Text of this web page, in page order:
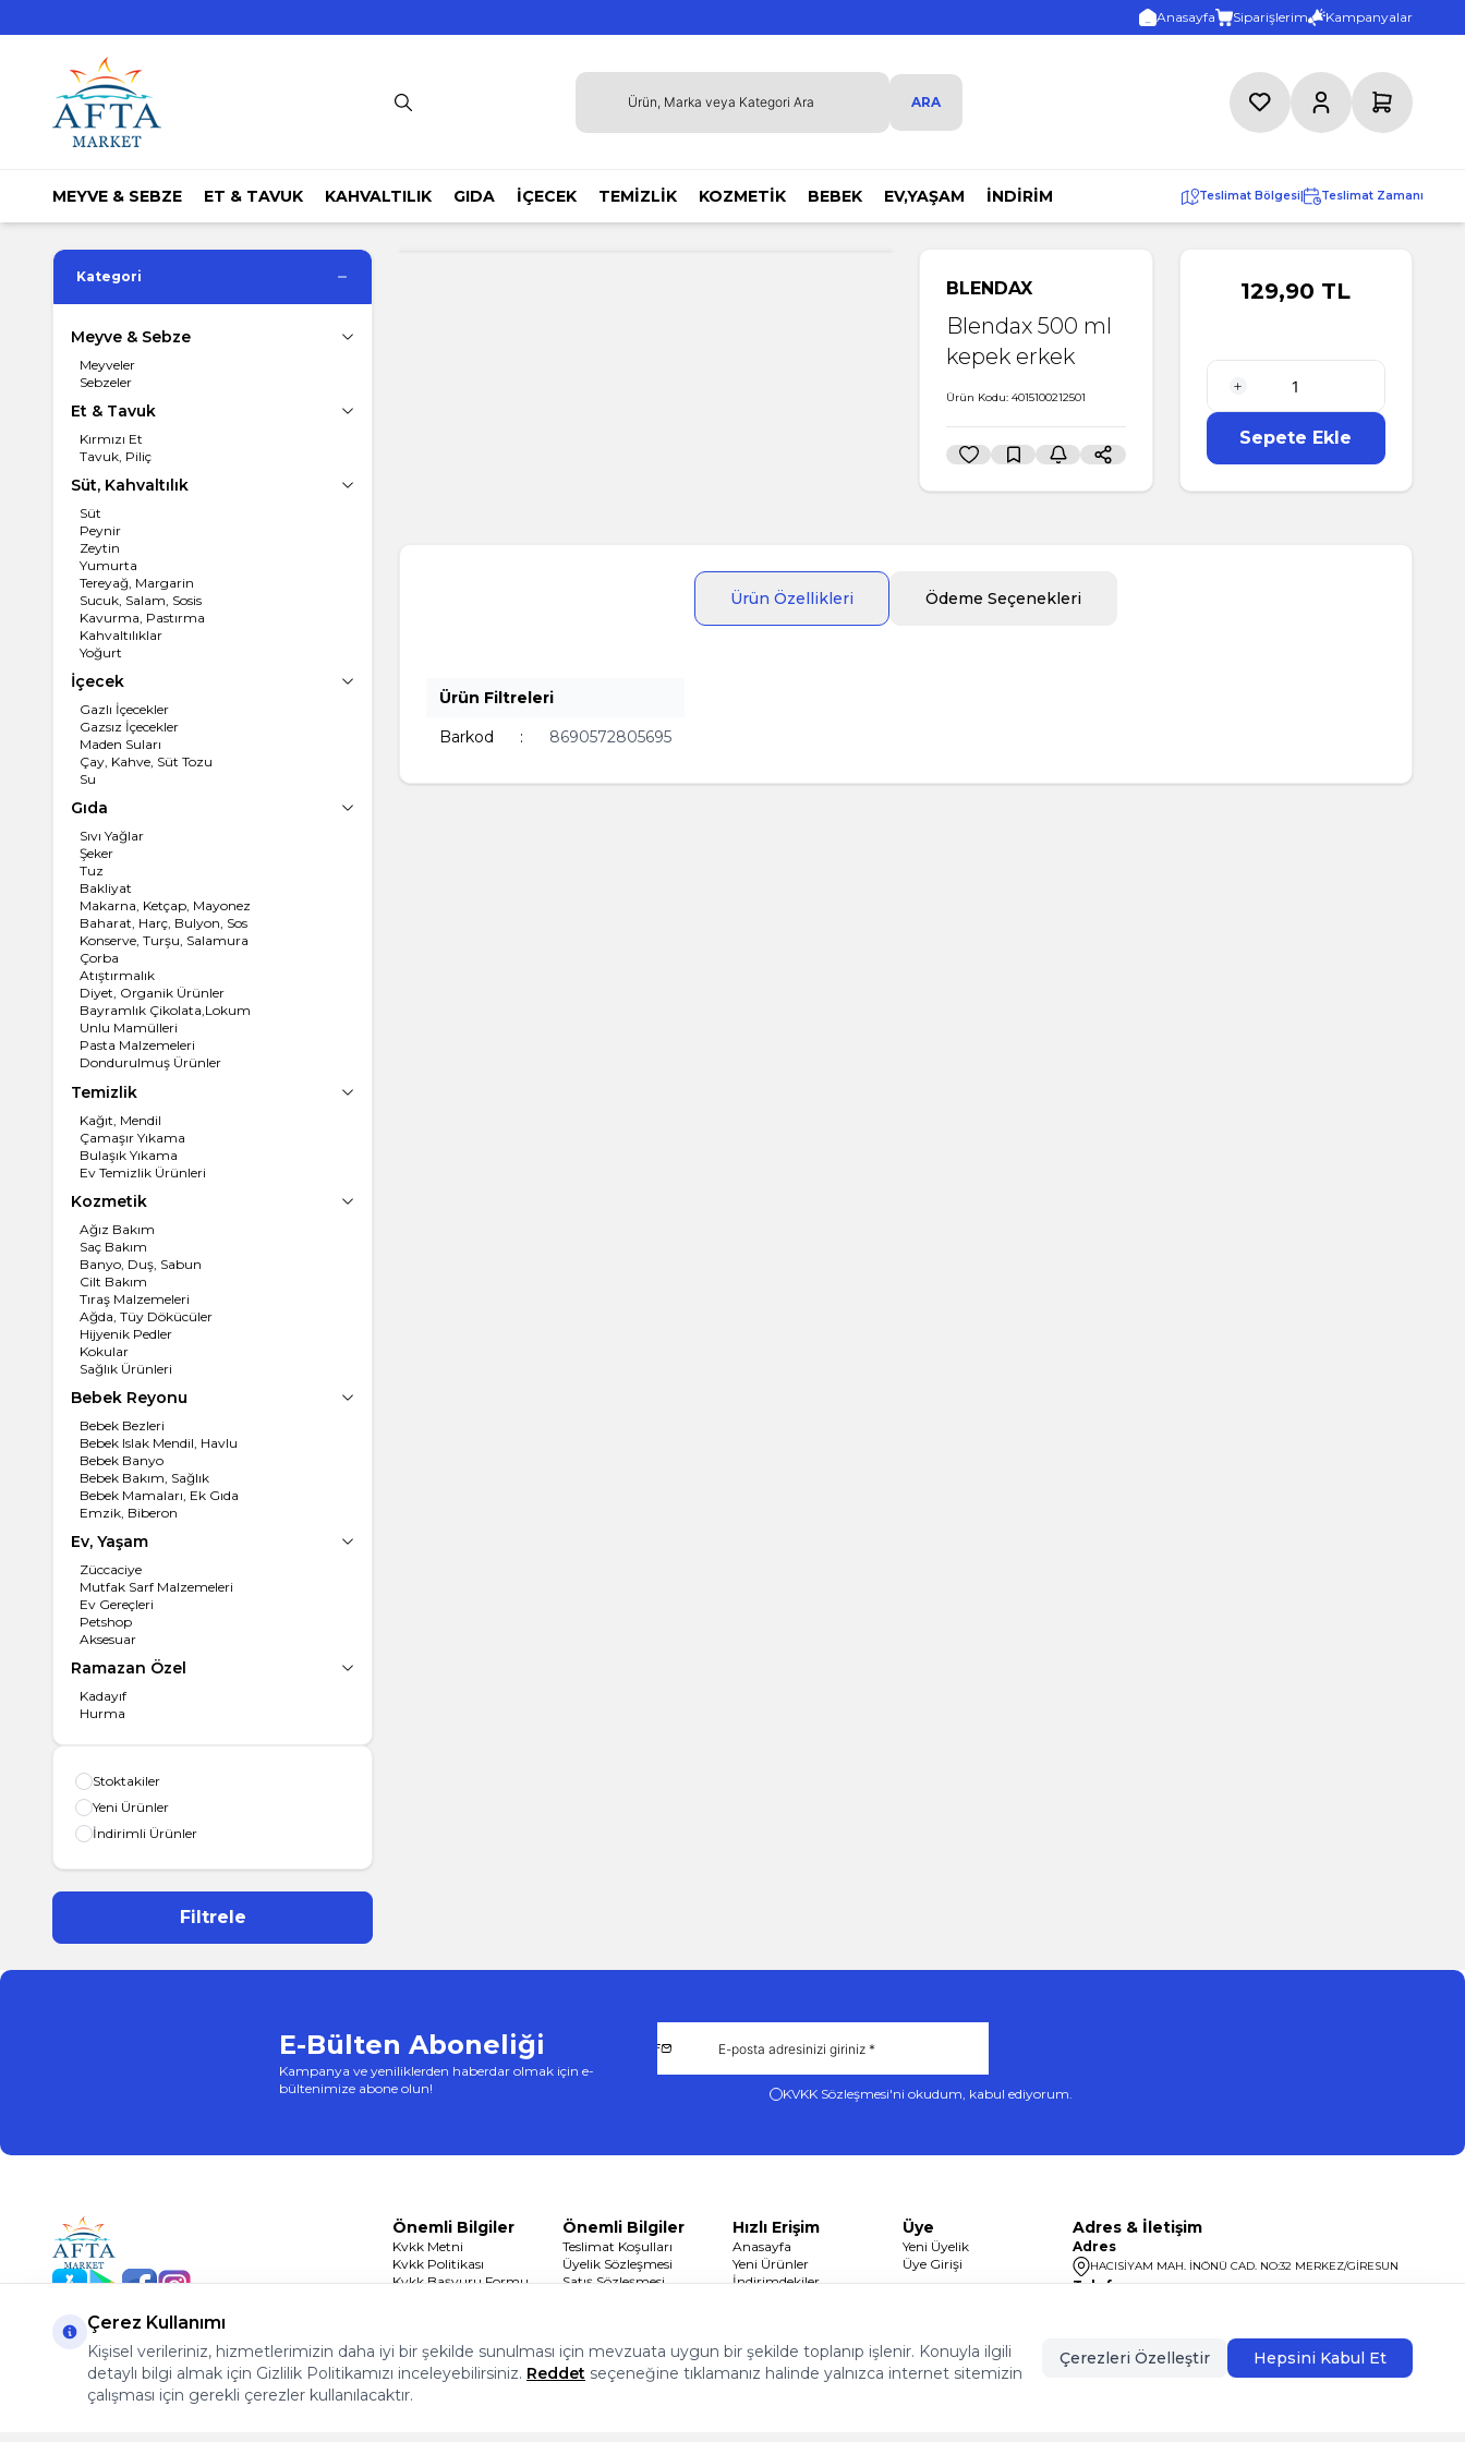
Anasayfa Siparişlerim Kampanyalar
ARA FavorilerimHesabım Sepetim
MEYVE & SEBZE ET & TAVUK KAHVALTILIK GIDA İÇECEK TEMİZLİK KOZMETİK BEBEK EV,YAŞAM İNDİRİM Teslimat Bölgesi| Teslimat Zamanı
Kategori
Meyve & Sebze
Meyveler
Sebzeler
Et & Tavuk
Kırmızı Et
Tavuk, Piliç
Süt, Kahvaltılık
Süt
Peynir
Zeytin
Yumurta
Tereyağ, Margarin
Sucuk, Salam, Sosis
Kavurma, Pastırma
Kahvaltılıklar
Yoğurt
İçecek
Gazlı İçecekler
Gazsız İçecekler
Maden Suları
Çay, Kahve, Süt Tozu
Su
Gıda
Sıvı Yağlar
Şeker
Tuz
Bakliyat
Makarna, Ketçap, Mayonez
Baharat, Harç, Bulyon, Sos
Konserve, Turşu, Salamura
Çorba
Atıştırmalık
Diyet, Organik Ürünler
Bayramlık Çikolata,Lokum
Unlu Mamülleri
Pasta Malzemeleri
Dondurulmuş Ürünler
Dondurma
Temizlik
Kağıt, Mendil
Çamaşır Yıkama
Bulaşık Yıkama
Ev Temizlik Ürünleri
Kozmetik
Ağız Bakım
Saç Bakım
Banyo, Duş, Sabun
Cilt Bakım
Tıraş Malzemeleri
Ağda, Tüy Dökücüler
Hijyenik Pedler
Kokular
Sağlık Ürünleri
Bebek Reyonu
Bebek Bezleri
Bebek Islak Mendil, Havlu
Bebek Banyo
Bebek Bakım, Sağlık
Bebek Mamaları, Ek Gıda
Emzik, Biberon
Ev, Yaşam
Züccaciye
Mutfak Sarf Malzemeleri
Ev Gereçleri
Petshop
Aksesuar
Ramazan Özel
Kadayıf
Hurma
Stoktakiler
Yeni Ürünler
İndirimli Ürünler
Filtrele
BLENDAX
Blendax 500 ml
kepek erkek
Ürün Kodu: 4015100212501
129,90 TL
1 Adet
Sepete Ekle
Ürün Özellikleri Ödeme Seçenekleri
Ürün Filtreleri
Barkod
: 8690572805695
E-Bülten Aboneliği
Kampanya ve yeniliklerden haberdar olmak için e-
bültenimize abone olun!
KVKK Sözleşmesi'ni okudum, kabul ediyorum.
Önemli Bilgiler
Kvkk Metni
Kvkk Politikası
Kvkk Başvuru Formu
Önemli Bilgiler
Teslimat Koşulları
Üyelik Sözleşmesi
Satış Sözleşmesi
Hızlı Erişim
Anasayfa
Yeni Ürünler
İndirimdekiler
Üye
Yeni Üyelik
Üye Girişi
Adres & İletişim
Adres
HACISİYAM MAH. İNÖNÜ CAD. NO:32 MERKEZ/GİRESUN
Telefon
Çerez Kullanımı
Kişisel verileriniz, hizmetlerimizin daha iyi bir şekilde sunulması için mevzuata uygun bir şekilde toplanıp işlenir. Konuyla ilgili
detaylı bilgi almak için Gizlilik Politikamızı inceleyebilirsiniz. Reddet seçeneğine tıklamanız halinde yalnızca internet sitemizin
çalışması için gerekli çerezler kullanılacaktır.
Çerezleri Özelleştir Hepsini Kabul Et